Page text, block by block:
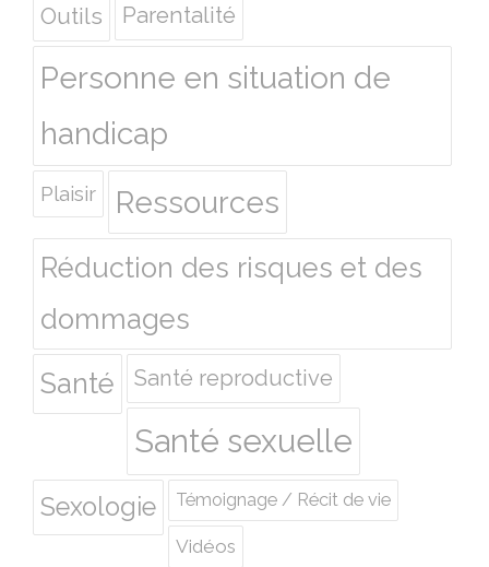
Outils Parentalité
Personne en situation de
handicap
Plaisir Ressources
Réduction des risques et des
dommages
Santé
Santé reproductive
Santé sexuelle
Sexologie Témoignage / Récit de vie
Vidéos